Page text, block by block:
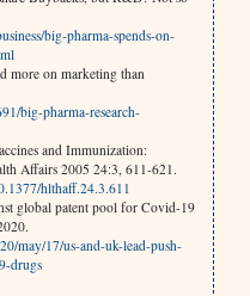
big-pharma-spends-on-
more on marketing than
big-pharma-research-
and Immunization:
Affairs 2005 24:3, 611-621.
hlthaff.24.3.611
global patent pool for Covid-19
may/17/us-and-uk-lead-push-
drugs